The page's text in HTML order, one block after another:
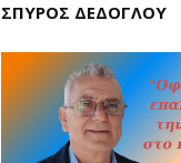
ΣΠΥΡΟΣ ΔΕΔΟΓΛΟΥ